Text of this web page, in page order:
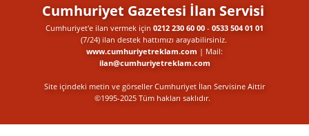
Cumhuriyet Gazetesi İlan Servisi
Cumhuriyet'e ilan vermek için 0212 230 60 00 - 0533 504 01 01
(7/24) ilan destek​ hattımızı arayabilirsiniz.
www.cumhuriyetreklam.com | Mail:
ilan@cumhuriyetreklam.com
Site içindeki metin ve görseller Cumhuriyet İlan Servisine Aittir
©1995-2025 Tüm hakları saklıdır.